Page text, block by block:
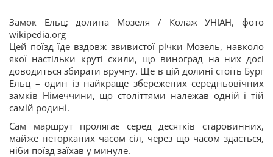
Замок Ельц; долина Мозеля / Колаж УНІАН, фото
wikipedia.org
Цей поїзд їде вздовж звивистої річки Мозель, навколо
якої настільки круті схили, що виноград на них досі
доводиться збирати вручну. Ще в цій долині стоїть Бург
Ельц – один із найкраще збережених середньовічних
замків Німеччини, що століттями належав одній і тій
самій родині.
Сам маршрут пролягає серед десятків старовинних,
майже неторканих часом сіл, через що часом здається,
ніби поїзд заїхав у минуле.